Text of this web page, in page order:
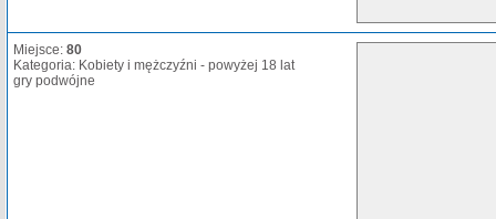
Miejsce: 80
Kategoria: Kobiety i mężczyźni - powyżej 18 lat
gry podwójne